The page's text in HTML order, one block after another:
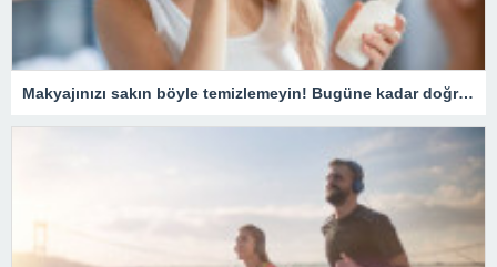
Makyajınızı sakın böyle temizlemeyin! Bugüne kadar doğru bilinen yanlış temizleme yöntemi pahalıya mal oluyor